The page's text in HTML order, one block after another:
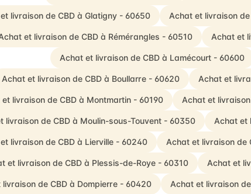
livraison de CBD à Glatigny - 60650 Achat et livraison
et livraison de CBD à Rémérangles - 60510 Achat et
Achat et livraison de CBD à Lamécourt - 60600
Achat et livraison de CBD à Boullarre - 60620 Achat et
et livraison de CBD à Montmartin - 60190 Achat et
livraison de CBD à Moulin-sous-Touvent - 60350 Achat et
livraison de CBD à Lierville - 60240 Achat et livraison de
et livraison de CBD à Plessis-de-Roye - 60310 Achat et
livraison de CBD à Dompierre - 60420 Achat et livraison